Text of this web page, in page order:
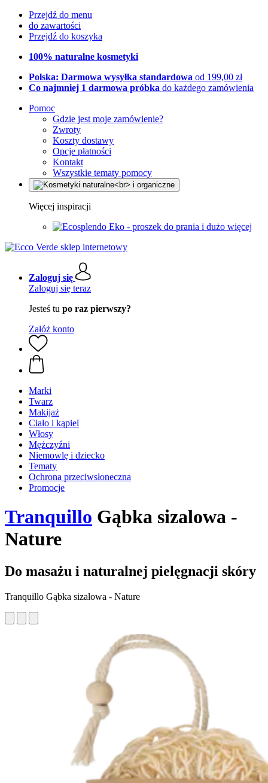
Przejdź do menu
do zawartości
Przejdź do koszyka
100% naturalne kosmetyki
Polska: Darmowa wysyłka standardowa od 199,00 zł
Co najmniej 1 darmowa próbka do każdego zamówienia
Pomoc
Gdzie jest moje zamówienie?
Zwroty
Koszty dostawy
Opcje płatności
Kontakt
Wszystkie tematy pomocy
Więcej inspiracji
Eko - proszek do prania i dużo więcej
Zaloguj się
Zaloguj się teraz
Jesteś tu po raz pierwszy?
Załóż konto
Marki
Twarz
Makijaż
Ciało i kąpiel
Włosy
Mężczyźni
Niemowlę i dziecko
Tematy
Ochrona przeciwsłoneczna
Promocje
Tranquillo Gąbka sizalowa -
Nature
Do masażu i naturalnej pielęgnacji skóry
Tranquillo Gąbka sizalowa - Nature